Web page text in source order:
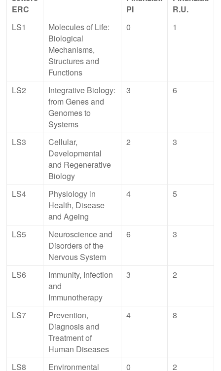
ERC
PI
R.U.
LS1
Molecules of Life:
Biological
Mechanisms,
Structures and
Functions
0 1
LS2
Integrative Biology:
from Genes and
Genomes to
Systems
3 6
LS3
Cellular,
Developmental
and Regenerative
Biology
2 3
LS4
Physiology in
Health, Disease
and Ageing
4 5
LS5
Neuroscience and
Disorders of the
Nervous System
6 3
LS6
Immunity, Infection
and
Immunotherapy
3 2
LS7
Prevention,
Diagnosis and
Treatment of
Human Diseases
4 8
LS8
Environmental
0 2